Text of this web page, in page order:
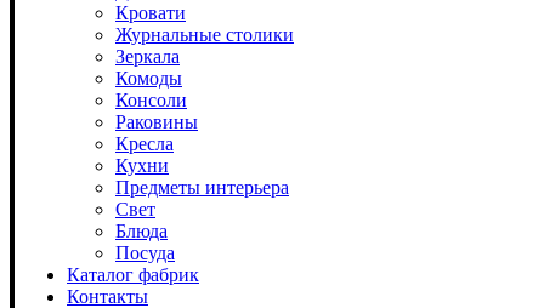
Кровати
Журнальные столики
Зеркала
Комоды
Консоли
Раковины
Кресла
Кухни
Предметы интерьера
Свет
Блюда
Посуда
Каталог фабрик
Контакты